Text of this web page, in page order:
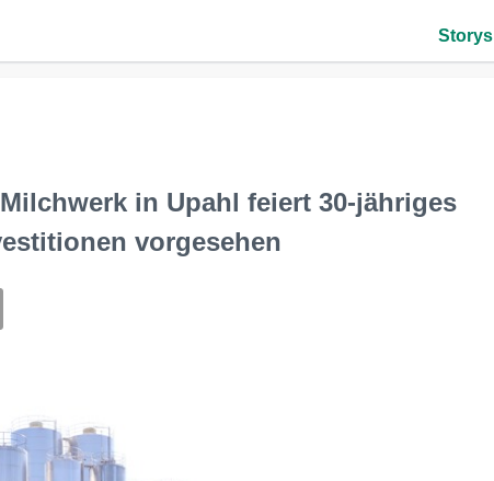
Storys
in Upahl feiert 30-jähriges
vorgesehen